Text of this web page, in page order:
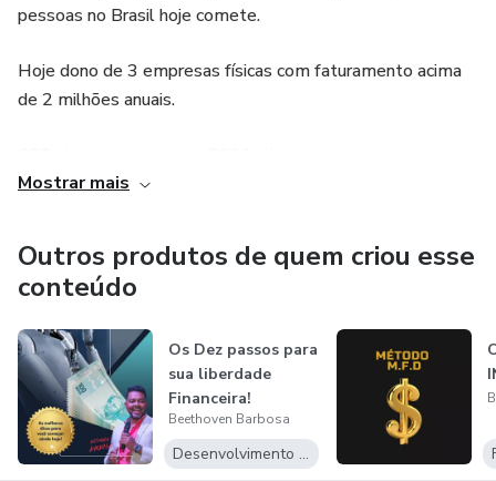
pessoas no Brasil hoje comete.
Hoje dono de 3 empresas físicas com faturamento acima
de 2 milhões anuais.
faturamento acima 8 dígitos.
imaginei que viveria, através deste curso quero mostra
como minha vida mudou e as técnicas que usei para viver
cada dia de forma abundante.
Descubra o porquê e como mudar, comportamento
financeiro limitante para abundante, limitações e barreiras
como destruir tais problemas, etapas e praticas eficientes
na mudança permanente de comportamento e vida
Mostrar mais
Outros produtos de quem criou esse
conteúdo
Os Dez passos para
sua liberdade
Financeira!
Beethoven Barbosa
Desenvolvimento Pessoal